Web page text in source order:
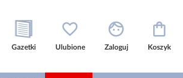
Gazetki Ulubione Zaloguj Koszyk